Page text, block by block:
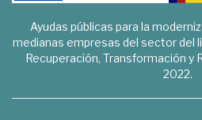
Ayudas públicas para la
medianas empresas del sector del
Recuperación, Transformación y
2022.